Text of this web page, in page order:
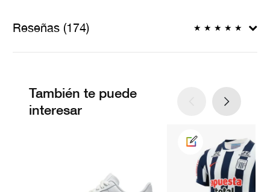
Reseñas (174) ★ ★ ★ ★ ★
También te puede
interesar